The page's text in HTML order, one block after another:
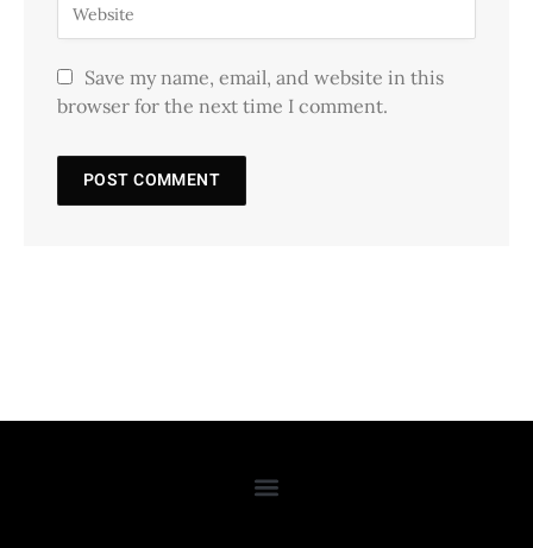
Save my name, email, and website in this
browser for the next time I comment.